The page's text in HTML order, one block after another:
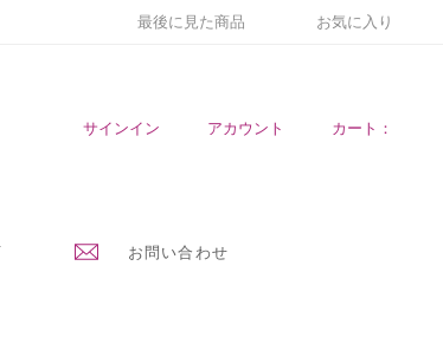
最後に見た商品 お気に入り
サインイン アカウント カート：
お問い合わせ